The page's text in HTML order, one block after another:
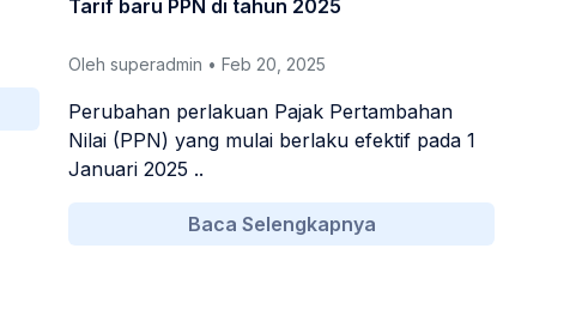
Tarif baru PPN di tahun 2025
Oleh superadmin • Feb 20, 2025
Perubahan perlakuan Pajak Pertambahan
Nilai (PPN) yang mulai berlaku efektif pada 1
Januari 2025 ..
Baca Selengkapnya